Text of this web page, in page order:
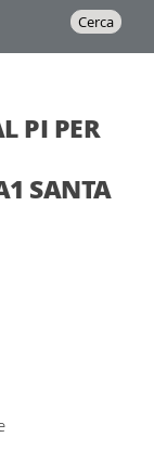
Cerca
PI PER
SANTA